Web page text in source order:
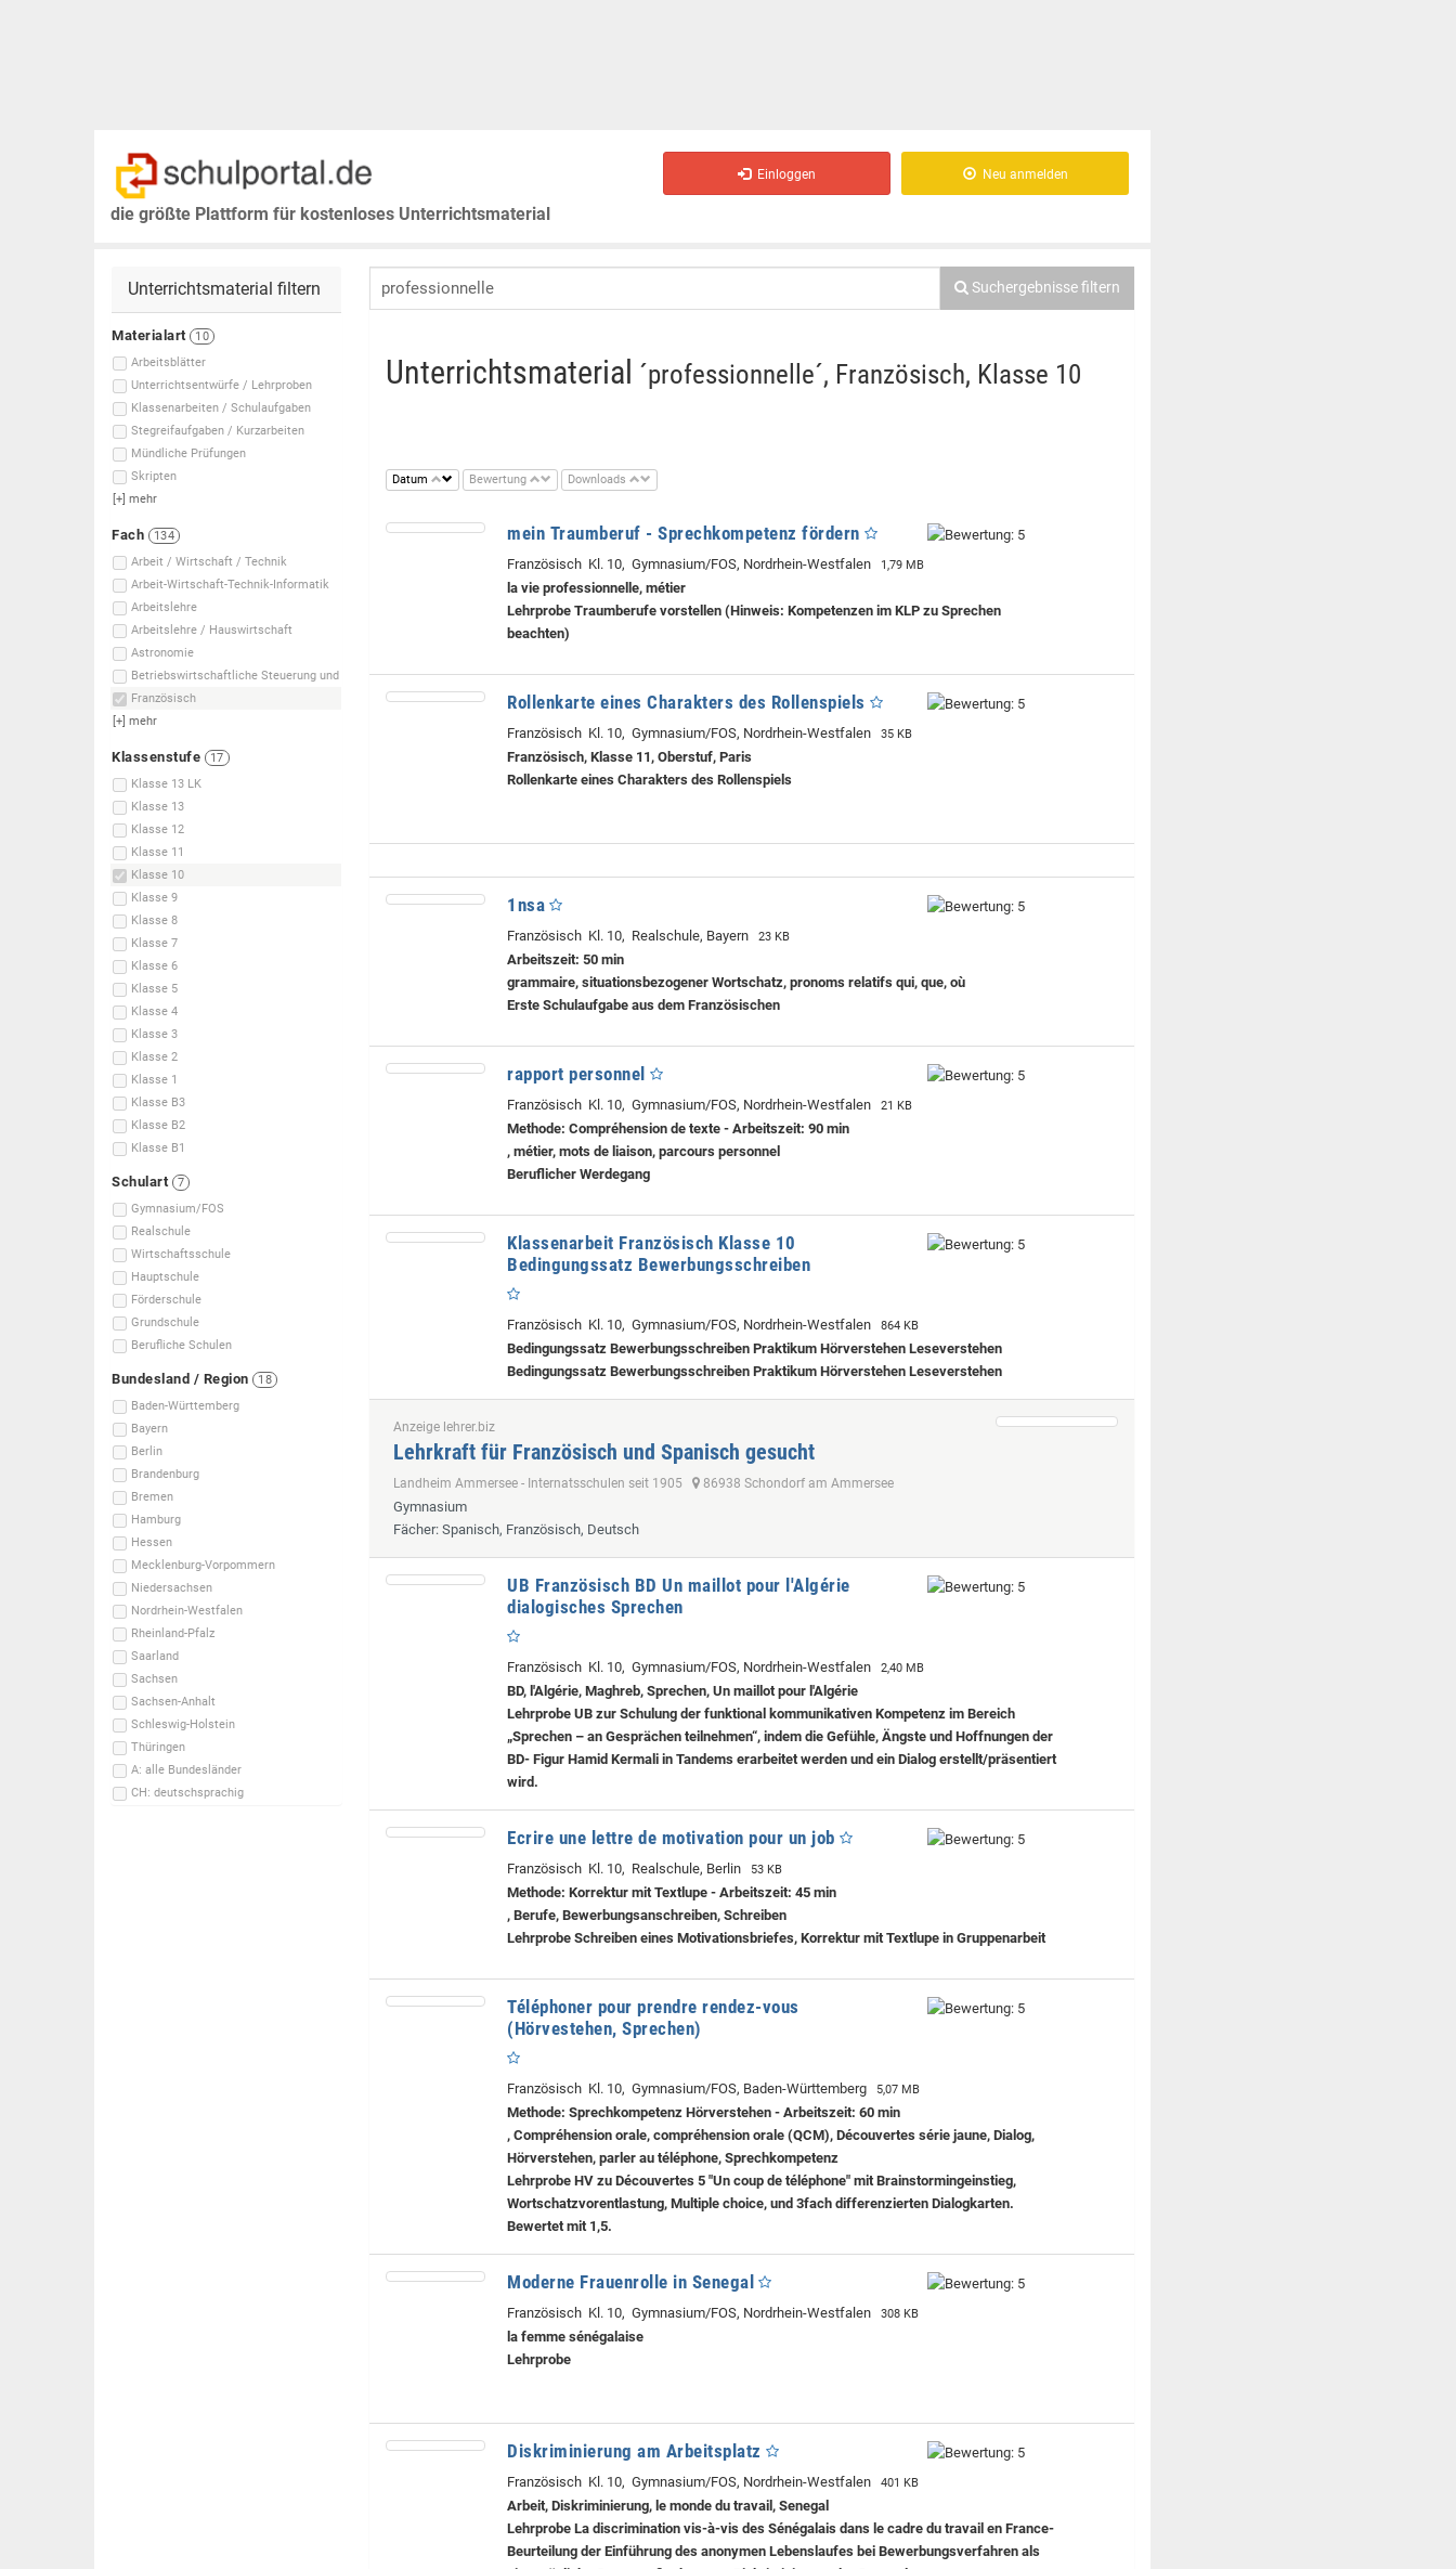
die größte Plattform für kostenloses Unterrichtsmaterial
Einloggen Neu anmelden
Unterrichtsmaterial filtern
Materialart
10
Arbeitsblätter
Unterrichtsentwürfe / Lehrproben
Klassenarbeiten / Schulaufgaben
Stegreifaufgaben / Kurzarbeiten
Mündliche Prüfungen
Skripten
[+] mehr
Fach
134
Arbeit / Wirtschaft / Technik
Arbeit-Wirtschaft-Technik-Informatik
Arbeitslehre
Arbeitslehre / Hauswirtschaft
Astronomie
Betriebswirtschaftliche Steuerung und
Französisch
[+] mehr
Klassenstufe
17
Klasse 13 LK
Klasse 13
Klasse 12
Klasse 11
Klasse 10
Klasse 9
Klasse 8
Klasse 7
Klasse 6
Klasse 5
Klasse 4
Klasse 3
Klasse 2
Klasse 1
Klasse B3
Klasse B2
Klasse B1
Schulart
7
Gymnasium/FOS
Realschule
Wirtschaftsschule
Hauptschule
Förderschule
Grundschule
Berufliche Schulen
Bundesland / Region
18
Baden-Württemberg
Bayern
Berlin
Brandenburg
Bremen
Hamburg
Hessen
Mecklenburg-Vorpommern
Niedersachsen
Nordrhein-Westfalen
Rheinland-Pfalz
Saarland
Sachsen
Sachsen-Anhalt
Schleswig-Holstein
Thüringen
A: alle Bundesländer
CH: deutschsprachig
Suchergebnisse filtern
Unterrichtsmaterial ´professionnelle´, Französisch, Klasse 10
Datum Bewertung Downloads
mein Traumberuf - Sprechkompetenz fördern
Französisch Kl. 10, Gymnasium/FOS, Nordrhein-Westfalen 1,79 MB
la vie professionnelle, métier
Lehrprobe Traumberufe vorstellen (Hinweis: Kompetenzen im KLP zu Sprechen
beachten)
Rollenkarte eines Charakters des Rollenspiels
Französisch Kl. 10, Gymnasium/FOS, Nordrhein-Westfalen 35 KB
Französisch, Klasse 11, Oberstuf, Paris
Rollenkarte eines Charakters des Rollenspiels
1nsa
Französisch Kl. 10, Realschule, Bayern 23 KB
Arbeitszeit: 50 min
grammaire, situationsbezogener Wortschatz, pronoms relatifs qui, que, où
Erste Schulaufgabe aus dem Französischen
rapport personnel
Französisch Kl. 10, Gymnasium/FOS, Nordrhein-Westfalen 21 KB
Methode: Compréhension de texte - Arbeitszeit: 90 min
, métier, mots de liaison, parcours personnel
Beruflicher Werdegang
Klassenarbeit Französisch Klasse 10
Bedingungssatz Bewerbungsschreiben
Französisch Kl. 10, Gymnasium/FOS, Nordrhein-Westfalen 864 KB
Bedingungssatz Bewerbungsschreiben Praktikum Hörverstehen Leseverstehen
Bedingungssatz Bewerbungsschreiben Praktikum Hörverstehen Leseverstehen
Anzeige lehrer.biz
Lehrkraft für Französisch und Spanisch gesucht
Landheim Ammersee - Internatsschulen seit 1905 86938 Schondorf am Ammersee
Gymnasium
Fächer: Spanisch, Französisch, Deutsch
UB Französisch BD Un maillot pour l'Algérie
dialogisches Sprechen
Französisch Kl. 10, Gymnasium/FOS, Nordrhein-Westfalen 2,40 MB
BD, l'Algérie, Maghreb, Sprechen, Un maillot pour l'Algérie
Lehrprobe UB zur Schulung der funktional kommunikativen Kompetenz im Bereich
„Sprechen – an Gesprächen teilnehmen“, indem die Gefühle, Ängste und Hoffnungen der
BD- Figur Hamid Kermali in Tandems erarbeitet werden und ein Dialog erstellt/präsentiert
wird.
Ecrire une lettre de motivation pour un job
Französisch Kl. 10, Realschule, Berlin 53 KB
Methode: Korrektur mit Textlupe - Arbeitszeit: 45 min
, Berufe, Bewerbungsanschreiben, Schreiben
Lehrprobe Schreiben eines Motivationsbriefes, Korrektur mit Textlupe in Gruppenarbeit
Téléphoner pour prendre rendez-vous
(Hörvestehen, Sprechen)
Französisch Kl. 10, Gymnasium/FOS, Baden-Württemberg 5,07 MB
Methode: Sprechkompetenz Hörverstehen - Arbeitszeit: 60 min
, Compréhension orale, compréhension orale (QCM), Découvertes série jaune, Dialog,
Hörverstehen, parler au téléphone, Sprechkompetenz
Lehrprobe HV zu Découvertes 5 "Un coup de téléphone" mit Brainstormingeinstieg,
Wortschatzvorentlastung, Multiple choice, und 3fach differenzierten Dialogkarten.
Bewertet mit 1,5.
Moderne Frauenrolle in Senegal
Französisch Kl. 10, Gymnasium/FOS, Nordrhein-Westfalen 308 KB
la femme sénégalaise
Lehrprobe
Diskriminierung am Arbeitsplatz
Französisch Kl. 10, Gymnasium/FOS, Nordrhein-Westfalen 401 KB
Arbeit, Diskriminierung, le monde du travail, Senegal
Lehrprobe La discrimination vis-à-vis des Sénégalais dans le cadre du travail en France-
Beurteilung der Einführung des anonymen Lebenslaufes bei Bewerbungsverfahren als